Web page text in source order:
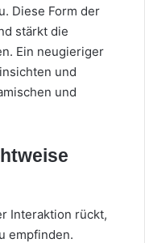
Diese Form der
stärkt die
Ein neugieriger
und
und
Interaktion rückt,
empfinden.